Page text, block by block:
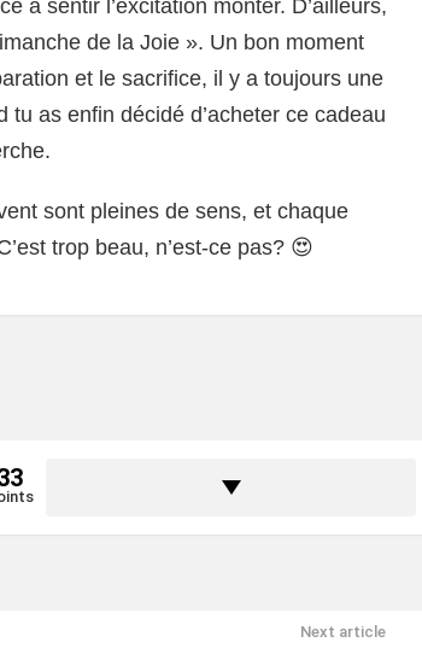
à sentir l’excitation monter. D’ailleurs,
de la Joie ». Un bon moment
et le sacrifice, il y a toujours une
tu as enfin décidé d’acheter ce cadeau
sont pleines de sens, et chaque
trop beau, n’est-ce pas? 😍
Next article